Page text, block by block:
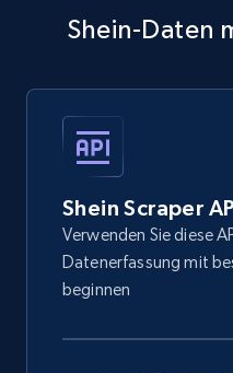
Shein-Daten
Shein Scraper
Verwenden Sie diese
Datenerfassung mit
beginnen